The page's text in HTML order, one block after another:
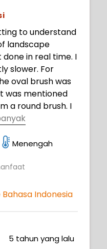
to understand
landscape
in real time. I
slower. For
oval brush was
was mentioned
a round brush. I
if the oval brush
if the color
would've been
all the example
and rock
Menengah
Indonesia
5 tahun yang lalu